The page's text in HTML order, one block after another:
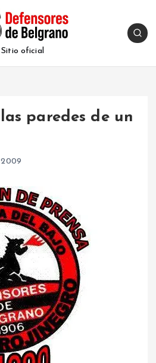
Sitio oficial
paredes de un
2009